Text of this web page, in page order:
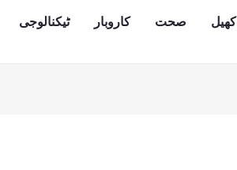
کھیل صحت کاروبار ٹیکنالوجی